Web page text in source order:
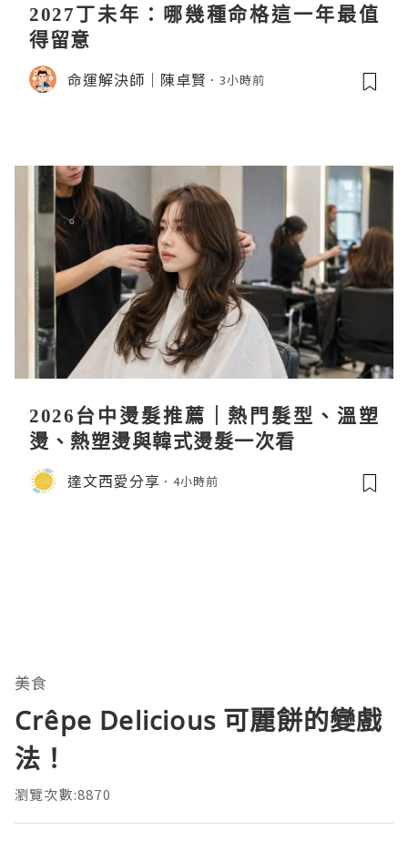
2027丁未年：哪幾種命格這一年最值
得留意
命運解決師｜陳卓賢 3小時前
2026台中燙髮推薦｜熱門髮型、溫塑
燙、熱塑燙與韓式燙髮一次看
達文西愛分享 4小時前
美食
Crêpe Delicious 可麗餅的變戲
法！
瀏覽次數:8870